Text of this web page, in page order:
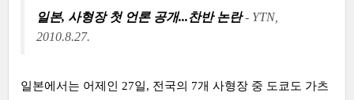
일본, 사형장 첫 언론 공개...찬반 논란- YTN,
2010.8.27.
일본에서는 어제인 27일, 전국의 7개 사형장 중 도쿄도 가츠